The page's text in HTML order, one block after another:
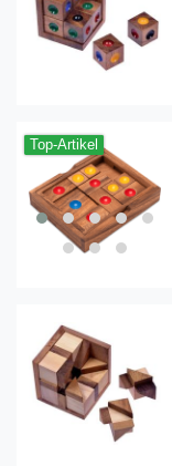
Top-Artikel